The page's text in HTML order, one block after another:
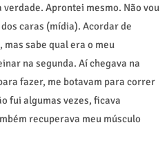
Aprontei mesmo. Não vou
caras (mídia). Acordar de
sabe qual era o meu
na segunda. Aí chegava na
fazer, me botavam para correr
fui algumas vezes, ficava
recuperava meu músculo